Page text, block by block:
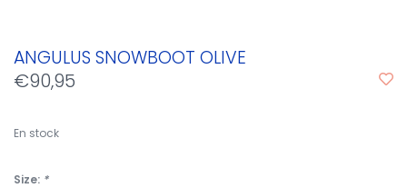
ANGULUS SNOWBOOT OLIVE
€90,95
En stock
Size: *